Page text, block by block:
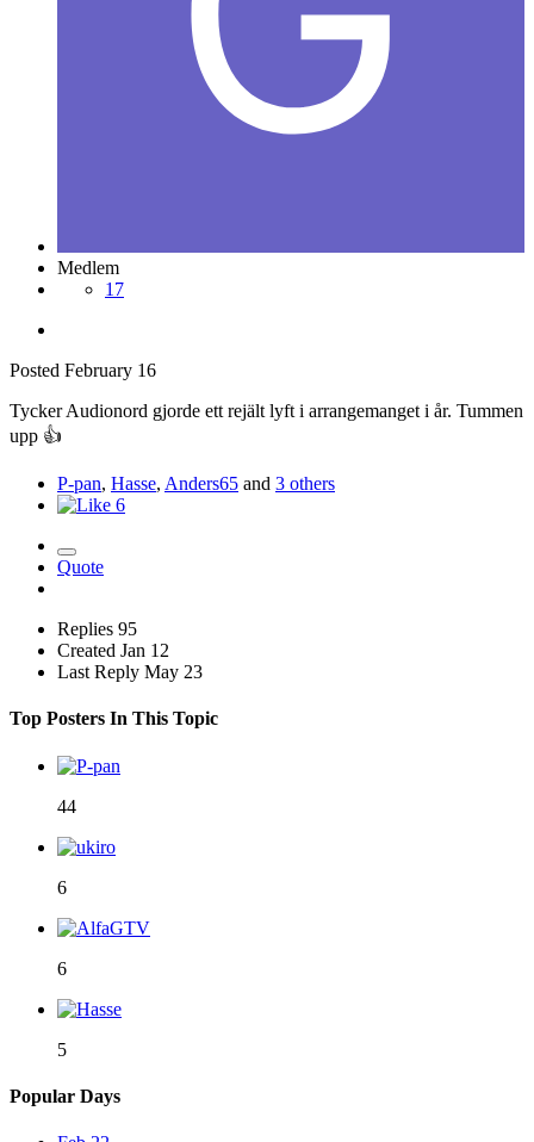
Medlem
17
Posted February 16
Tycker Audionord gjorde ett rejält lyft i arrangemanget i år. Tummen
upp 👍
P-pan, Hasse, Anders65 and 3 others
6
Quote
Replies 95
Created Jan 12
Last Reply May 23
Top Posters In This Topic
44
6
6
5
Popular Days